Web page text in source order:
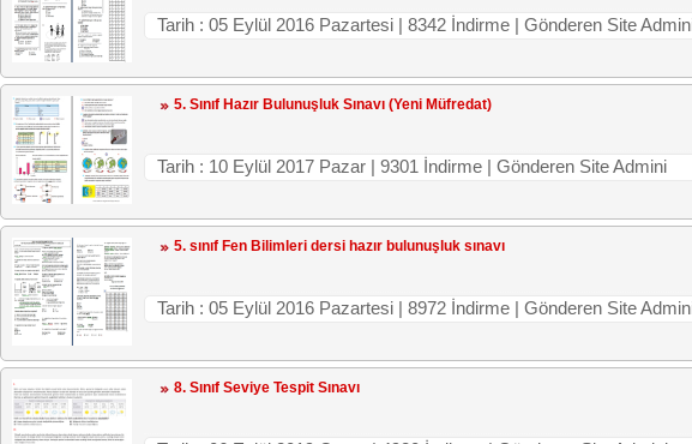
Tarih : 05 Eylül 2016 Pazartesi | 8342 İndirme | Gönderen Site
5. Sınıf Hazır Bulunuşluk Sınavı (Yeni Müfredat)
Tarih : 10 Eylül 2017 Pazar | 9301 İndirme | Gönderen Site Admini
5. sınıf Fen Bilimleri dersi hazır bulunuşluk sınavı
Tarih : 05 Eylül 2016 Pazartesi | 8972 İndirme | Gönderen Site
8. Sınıf Seviye Tespit Sınavı